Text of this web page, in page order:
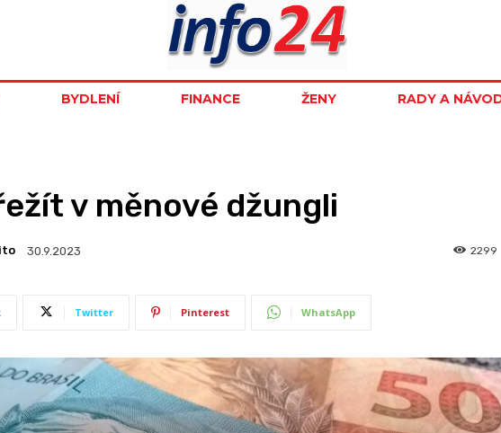
BYDLENÍ FINANCE ŽENY RADY A
v měnové džungli
30.9.2023 2299
Twitter Pinterest WhatsApp